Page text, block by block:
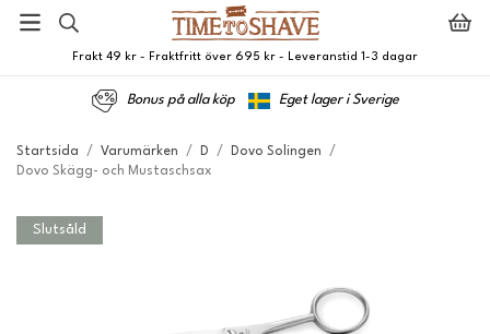
Frakt 49 kr - Fraktfritt över 695 kr - Leveranstid 1-3 dagar
Bonus på alla köp Eget lager i Sverige
Startsida / Varumärken / D / Dovo Solingen
/
Dovo Skägg- och Mustaschsax
Slutsåld